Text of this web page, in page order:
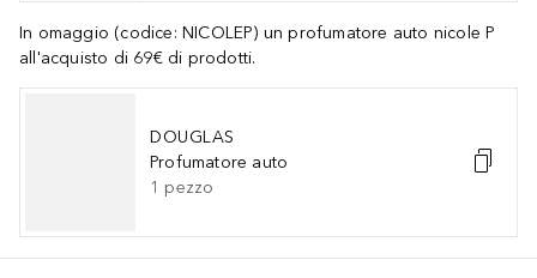
In omaggio (codice: NICOLEP) un profumatore auto nicole P
all'acquisto di 69€ di prodotti.
DOUGLAS
Profumatore auto
1 pezzo